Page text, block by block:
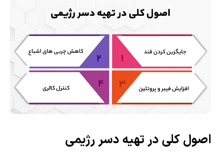
اصول کلی در تهیه دسر رژیمی